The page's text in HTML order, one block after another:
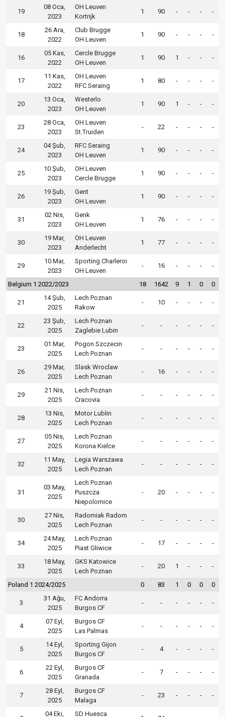
19
08 Oca,
2023
OH Leuven
Kortrijk
1 90 - - - -
18
26 Ara,
2022
Club Brugge
OH Leuven
1 90 - - - -
16
05 Kas,
2022
Cercle Brugge
OH Leuven
1 90 1 - - -
17
11 Kas,
2022
OH Leuven
RFC Seraing
1 80 - - - -
20
13 Oca,
2023
Westerlo
OH Leuven
1 90 1 - - -
23
28 Oca,
2023
OH Leuven
St.Truiden
- 22 - - - -
24
04 Şub,
2023
RFC Seraing
OH Leuven
1 90 - - - -
25
10 Şub,
2023
OH Leuven
Cercle Brugge
1 90 - - - -
26
19 Şub,
2023
Gent
OH Leuven
1 90 - - - -
31
02 Nis,
2023
Genk
OH Leuven
1 76 - - - -
30
19 Mar,
2023
OH Leuven
Anderlecht
1 77 - - - -
29
10 Mar,
2023
Sporting Charleroi
OH Leuven
- 16 - - - -
Belgium 1 2022/2023 18 1642 9 1 0 0
21
14 Şub,
2025
Lech Poznan
Rakow
- 10 - - - -
22
23 Şub,
2025
Lech Poznan
Zaglebie Lubin
- - - - - -
23
01 Mar,
2025
Pogon Szczecin
Lech Poznan
- - - - - -
26
29 Mar,
2025
Slask Wroclaw
Lech Poznan
- 16 - - - -
29
21 Nis,
2025
Lech Poznan
Cracovia
- - - - - -
28
13 Nis,
2025
Motor Lublin
Lech Poznan
- - - - - -
27
05 Nis,
2025
Lech Poznan
Korona Kielce
- - - - - -
32
11 May,
2025
Legia Warszawa
Lech Poznan
- - - - - -
31
03 May,
2025
Lech Poznan
Puszcza
Niepolomice
- 20 - - - -
30
27 Nis,
2025
Radomiak Radom
Lech Poznan
- - - - - -
34
24 May,
2025
Lech Poznan
Piast Gliwice
- 17 - - - -
33
18 May,
2025
GKS Katowice
Lech Poznan
- 20 1 - - -
Poland 1 2024/2025 0 83 1 0 0 0
3
31 Ağu,
2025
FC Andorra
Burgos CF
- - - - - -
4
07 Eyl,
2025
Burgos CF
Las Palmas
- - - - - -
5
14 Eyl,
2025
Sporting Gijon
Burgos CF
- 4 - - - -
6
22 Eyl,
2025
Burgos CF
Granada
- 7 - - - -
7
28 Eyl,
2025
Burgos CF
Malaga
- 23 - - - -
04 Eki, SD Huesca